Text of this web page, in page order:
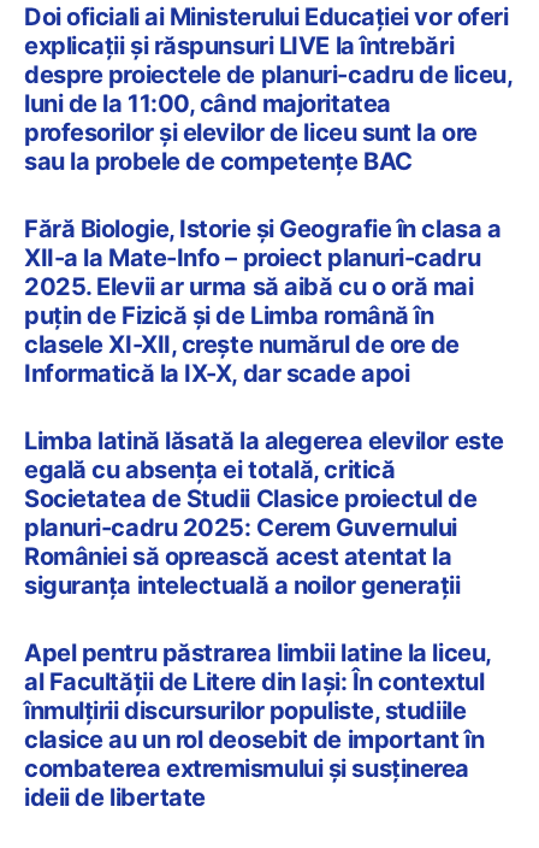
Doi oficiali ai Ministerului Educației vor oferi
explicații și răspunsuri LIVE la întrebări
despre proiectele de planuri-cadru de liceu,
luni de la 11:00, când majoritatea
profesorilor și elevilor de liceu sunt la ore
sau la probele de competențe BAC
Fără Biologie, Istorie și Geografie în clasa a
XII-a la Mate-Info – proiect planuri-cadru
2025. Elevii ar urma să aibă cu o oră mai
puțin de Fizică și de Limba română în
clasele XI-XII, crește numărul de ore de
Informatică la IX-X, dar scade apoi
Limba latină lăsată la alegerea elevilor este
egală cu absența ei totală, critică
Societatea de Studii Clasice proiectul de
planuri-cadru 2025: Cerem Guvernului
României să oprească acest atentat la
siguranța intelectuală a noilor generații
Apel pentru păstrarea limbii latine la liceu,
al Facultății de Litere din Iași: În contextul
înmulțirii discursurilor populiste, studiile
clasice au un rol deosebit de important în
combaterea extremismului și susținerea
ideii de libertate